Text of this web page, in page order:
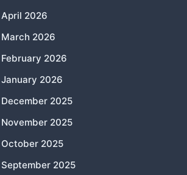
April 2026
March 2026
February 2026
January 2026
December 2025
November 2025
October 2025
September 2025